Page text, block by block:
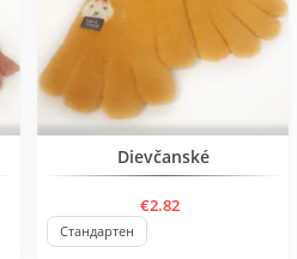
BESTSELLER
Dievčanské
€2.82
Стандартен